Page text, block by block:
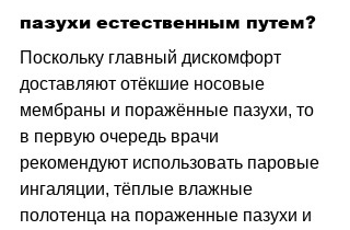
пазухи естественным путем?
Поскольку главный дискомфорт
доставляют отёкшие носовые
мембраны и поражённые пазухи, то
в первую очередь врачи
рекомендуют использовать паровые
ингаляции, тёплые влажные
полотенца на пораженные пазухи и